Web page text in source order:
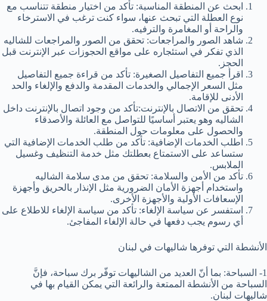
ابحث عن المنطقة المناسبة: تأكد من اختيار منطقة تتناسب مع
نوع العطلة التي تبحث عنها، سواء كنت ترغب في الاسترخاء
والراحة أو المغامرة والترفيه.
شاهد الصور والمراجعات: تحقق من الصور والمراجعات للشاليه
الذي تفكر في استئجاره على مواقع الحجوزات عبر الإنترنت قبل
الحجز.
اقرأ جميع التفاصيل الصغيرة: تأكد من قراءة جميع التفاصيل
مثل السعر الإجمالي والخدمات المقدمة والدفع والإلغاء والحد
الأدنى للإقامة.
تحقق من الاتصال بالإنترنت:تأكد من وجود اتصال بالإنترنت داخل
الشاليه وهو يعتبر أساسيًا للتواصل مع العائلة والأصدقاء
والحصول على معلومات حول المنطقة.
اطلب الخدمات الإضافية: تأكد من طلب الخدمات الإضافية التي
ستساعد على الاستمتاع بعطلتك مثل خدمة التنظيف وغسيل
الملابس.
تأكد من الأمن والسلامة: تحقق من مدى سلامة الشاليه
واستخدام أجهزة الأمان الضرورية مثل الإنذار بالحريق وأجهزة
الإسعافات الأولية والأجهزة الأخرى.
استفسر عن سياسة الإلغاء: تأكد من سياسة الإلغاء للاطلاع على
أي رسوم يجب دفعها في حالة الإلغاء المفاجئ.
الأنشطة التي توفرها شاليهات في لبنان
1- السباحة: بما أنّ العديد من الشاليهات توفّر برك سباحة، فإنَّ
السباحة من الأنشطة الممتعة والرائعة التي يمكن القيام بها في
شاليهات لبنان.